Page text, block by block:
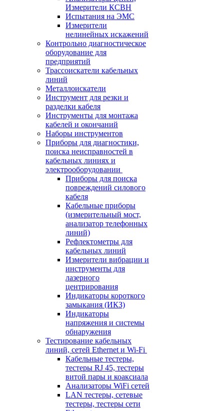
Измерители КСВН
Испытания на ЭМС
Измерители
нелинейных искажений
Контрольно диагностическое
оборудование для
предприятий
Трассоискатели кабельных
линий
Металлоискатели
Инструмент для резки и
разделки кабеля
Инструменты для монтажа
кабелей и окончаний
Наборы инструментов
Приборы для диагностики,
поиска неисправностей в
кабельных линиях и
электрооборудовании
Приборы для поиска
повреждений силового
кабеля
Кабельные приборы
(измерительный мост,
анализатор телефонных
линий)
Рефлектометры для
кабельных линий
Измерители вибрации и
инструменты для
лазерного
центрирования
Индикаторы короткого
замыкания (ИКЗ)
Индикаторы
напряжения и системы
обнаружения
Тестирование кабельных
линий, сетей Ethernet и Wi-Fi
Кабельные тестеры,
тестеры RJ 45, тестеры
витой пары и коаксиала
Анализаторы WiFi сетей
LAN тестеры, сетевые
тестеры, тестеры сети